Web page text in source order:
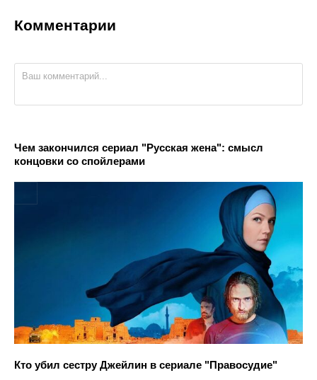
Комментарии
Чем закончился сериал "Русская жена": смысл
концовки со спойлерами
Кто убил сестру Джейлин в сериале "Правосудие"